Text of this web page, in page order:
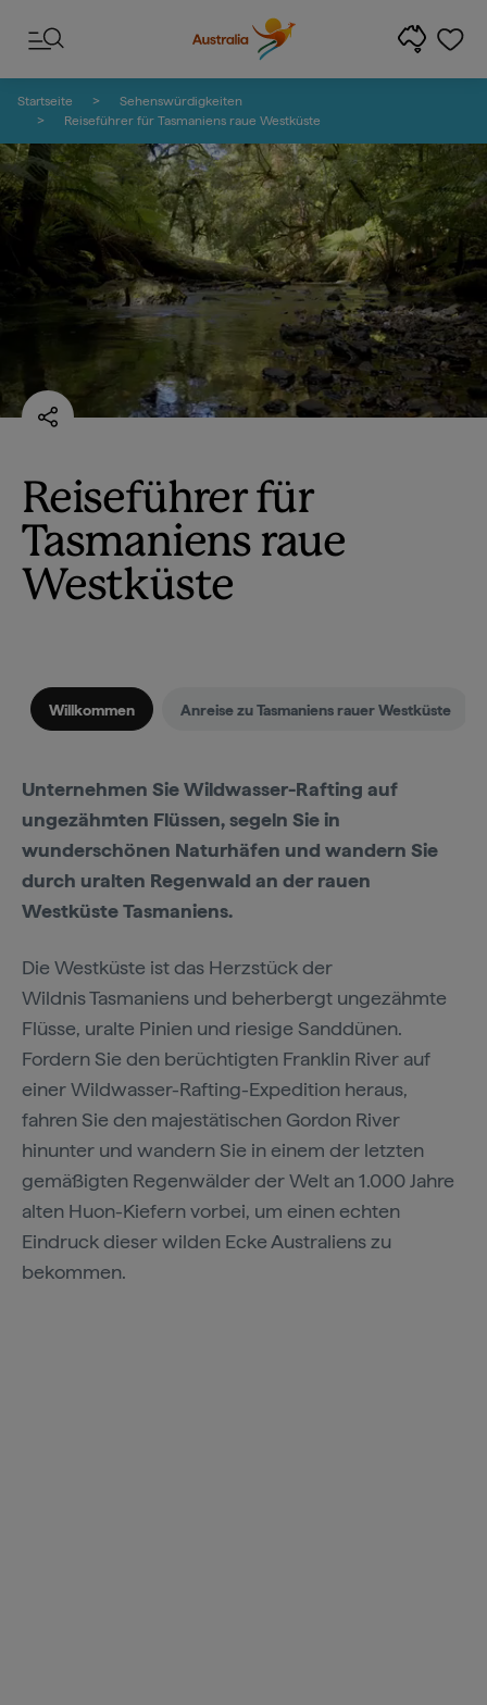
Startseite
Sehenswürdigkeiten
Reiseführer für Tasmaniens raue Westküste
Reiseführer für
Tasmaniens raue
Westküste
Willkommen Anreise zu Tasmaniens rauer Westküste
Unternehmen Sie Wildwasser-Rafting auf
ungezähmten Flüssen, segeln Sie in
wunderschönen Naturhäfen und wandern Sie
durch uralten Regenwald an der rauen
Westküste Tasmaniens.
Die Westküste ist das Herzstück der
Wildnis Tasmaniens und beherbergt ungezähmte
Flüsse, uralte Pinien und riesige Sanddünen.
Fordern Sie den berüchtigten Franklin River auf
einer Wildwasser-Rafting-Expedition heraus,
fahren Sie den majestätischen Gordon River
hinunter und wandern Sie in einem der letzten
gemäßigten Regenwälder der Welt an 1.000 Jahre
alten Huon-Kiefern vorbei, um einen echten
Eindruck dieser wilden Ecke Australiens zu
bekommen.